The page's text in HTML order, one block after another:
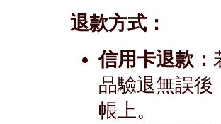
退款方式：
信用卡退款：
品驗退無誤後
帳上。